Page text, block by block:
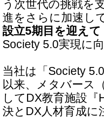
う次世代の挑戦を
進をさらに加速し
設立5期目を迎え
Society 5.0実現に
当社は「Society
以来、メタバース
してDX教育施設
決とDX人材育成